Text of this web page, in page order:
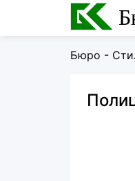
Бюро -